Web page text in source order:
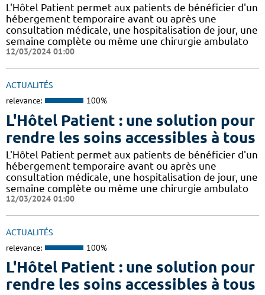
L'Hôtel Patient permet aux patients de bénéficier d'un
hébergement temporaire avant ou après une
consultation médicale, une hospitalisation de jour, une
semaine complète ou même une chirurgie ambulato
12/03/2024 01:00
ACTUALITÉS
relevance: 100%
L'Hôtel Patient : une solution pour
rendre les soins accessibles à tous
L'Hôtel Patient permet aux patients de bénéficier d'un
hébergement temporaire avant ou après une
consultation médicale, une hospitalisation de jour, une
semaine complète ou même une chirurgie ambulato
12/03/2024 01:00
ACTUALITÉS
relevance: 100%
L'Hôtel Patient : une solution pour
rendre les soins accessibles à tous